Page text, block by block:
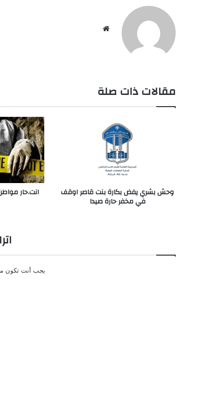
مقالات ذات صلة
وحش بشري يفض بكارة بنت قاصر اوقف
في مخفر حارة صيدا
انت.حار
يجب أنت تكون